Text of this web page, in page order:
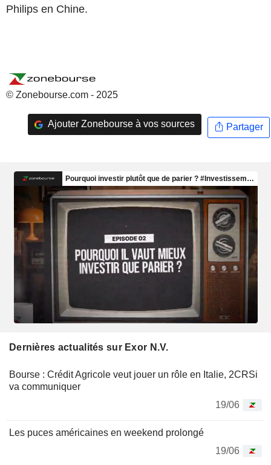
Philips en Chine.
© Zonebourse.com - 2025
Ajouter Zonebourse à vos sources Partager
Dernières actualités sur Exor N.V.
Bourse : Crédit Agricole veut jouer un rôle en Italie, 2CRSi
va communiquer
19/06
Les puces américaines en weekend prolongé
19/06